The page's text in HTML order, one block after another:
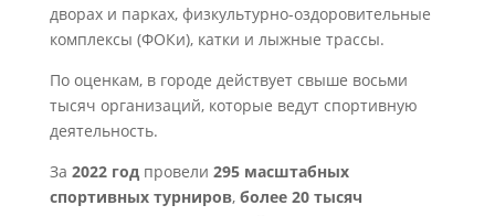
дворах и парках, физкультурно-оздоровительные
комплексы (ФОКи), катки и лыжные трассы.
По оценкам, в городе действует свыше восьми
тысяч организаций, которые ведут спортивную
деятельность.
За 2022 годпровели 295 масштабных
спортивных турниров, более 20 тысяч